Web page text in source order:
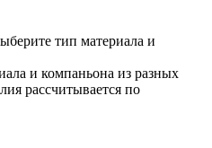
тип материала и
и компаньона из разных
рассчитывается по